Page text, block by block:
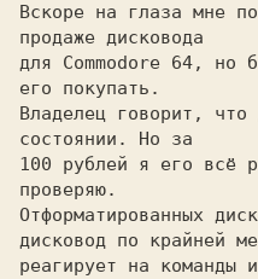
Вскоре на глаза мне
продаже дисковода
для Commodore 64, но
его покупать.
Владелец говорит, что
состоянии. Но за
100 рублей я его всё
проверяю.
Отформатированных
дисковод по крайней
реагирует на команды